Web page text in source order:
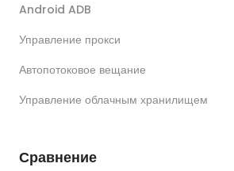
Android ADB
Управление прокси
Автопотоковое вещание
Управление облачным хранилищем
Сравнение